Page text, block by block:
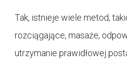
Tak, istnieje wiele metod,
rozciągające, masaże,
utrzymanie prawidłowej